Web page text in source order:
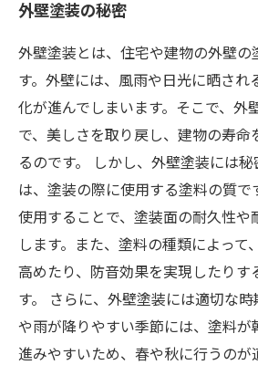
外壁塗装の秘密
外壁塗装とは、住宅や建物の外壁の
す。外壁には、風雨や日光に晒され
化が進んでしまいます。そこで、外
で、美しさを取り戻し、建物の寿命
るのです。 しかし、外壁塗装には
は、塗装の際に使用する塗料の質で
使用することで、塗装面の耐久性や
します。また、塗料の種類によって
高めたり、防音効果を実現したりす
す。 さらに、外壁塗装には適切な
や雨が降りやすい季節には、塗料が
進みやすいため、春や秋に行うのが